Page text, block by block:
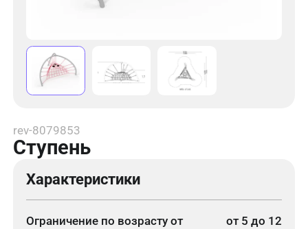
rev-8079853
Ступень
Характеристики
Ограничение по возрасту от от 5 до 12